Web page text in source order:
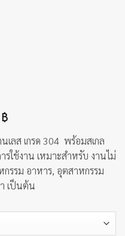
฿Price
1,425.00 ฿
through
1,665.00 ฿
เลส เกรด 304 พร้อมสเกล
รใช้งาน เหมาะสำหรับ งานไม่
รรม อาหาร, อุตสาหกรรม
เป็นต้น